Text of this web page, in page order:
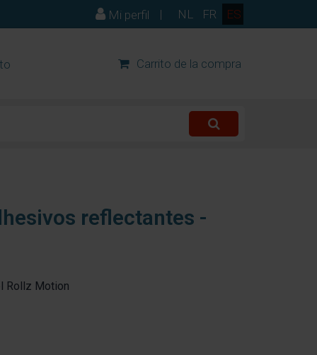
NL FR ES
Mi perfil |
Carrito de la compra
reflectantes -
Rollz Motion